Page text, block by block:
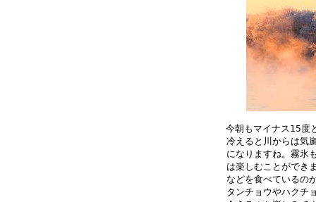
今朝もマイナス15度
冷えると川からは気
になりますね。霧氷
は楽しむことができ
などを食べているの
タンチョウやハクチ